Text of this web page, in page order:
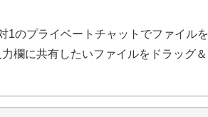
1のプライベートチャットでファイル
欄に共有したいファイルをドラッグ